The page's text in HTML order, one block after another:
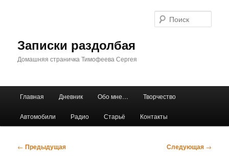
Записки раздолбая
Домашняя страничка Тимофеева Сергея
Главная Дневник Обо мне… Творчество
Автомобили Радио Старьё Контакты
Навигация
← Предыдущая Следующая →